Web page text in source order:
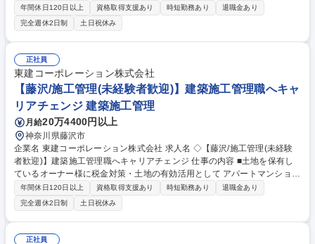
の提案を行う当社。自社物件の賃貸マンション/ アパート/貸店舗等におけ
る施工管理業務全般をお任せします。 ※未経験歓迎 【業務】■賃貸建物
（木造2×4、RCマンション）の建築工事において、元請けの立場として安
全・品質・工程等の現場管理を巡回管理にて実施していただきます（他社
JVは一切ありません）※一部物件により一現場常駐となります■ご経験・
スキルに応じて最適な建設プラン(配置計画)の作成業務および建設費用の
積算業務をご担当いただくこともあります■日々の業務でiPadを使用し施
工管理を支援する同社独自のシステムがあります 募集職種 ◇【大和/施工
管理(未経験者歓迎)】建築施工管理職へキャリアチェンジ
年間休日120日以上 資格取得支援あり 時短勤務あり
退職金あり
完全週休2日制
土日祝休み
正社員
東建コーポレーション株式会社
【藤沢/施工管理(未経験者歓迎)】建築施工管理職へキャ
リアチェンジ 建築施工管理
月給20万4400円以上
神奈川県藤沢市
企業名 東建コーポレーション株式会社 求人名 ◇【藤沢/施工管理(未経験
者歓迎)】建築施工管理職へキャリアチェンジ 仕事の内容 ■土地を保有し
ているオーナー様に税金対策・土地の有効活用として アパートマンション
の提案を行う当社。自社物件の賃貸マンション/ アパート/貸店舗等におけ
る施工管理業務全般をお任せします。 ※未経験歓迎 【業務】■賃貸建物
（木造2×4、RCマンション）の建築工事において、元請けの立場として安
全・品質・工程等の現場管理を巡回管理にて実施していただきます（他社
JVは一切ありません）※一部物件により一現場常駐となります■ご経験・
年間休日120日以上 資格取得支援あり 時短勤務あり
退職金あり
完全週休2日制
土日祝休み
正社員